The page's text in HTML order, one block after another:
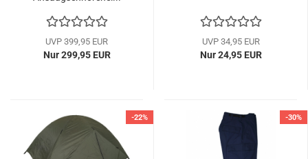
UVP 399,95 EUR
Nur 299,95 EUR
UVP 34,95 EUR
Nur 24,95 EUR
-22% -30%